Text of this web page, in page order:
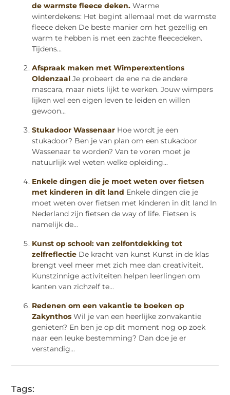
de warmste fleece deken. Warme
winterdekens: Het begint allemaal met de warmste
fleece deken De beste manier om het gezellig en
warm te hebben is met een zachte fleecedeken.
Tijdens...
Afspraak maken met Wimperextentions
Oldenzaal Je probeert de ene na de andere
mascara, maar niets lijkt te werken. Jouw wimpers
lijken wel een eigen leven te leiden en willen
gewoon...
Stukadoor Wassenaar Hoe wordt je een
stukadoor? Ben je van plan om een stukadoor
Wassenaar te worden? Van te voren moet je
natuurlijk wel weten welke opleiding...
Enkele dingen die je moet weten over fietsen
met kinderen in dit land Enkele dingen die je
moet weten over fietsen met kinderen in dit land In
Nederland zijn fietsen de way of life. Fietsen is
namelijk de...
Kunst op school: van zelfontdekking tot
zelfreflectie De kracht van kunst Kunst in de klas
brengt veel meer met zich mee dan creativiteit.
Kunstzinnige activiteiten helpen leerlingen om
kanten van zichzelf te...
Redenen om een vakantie te boeken op
Zakynthos Wil je van een heerlijke zonvakantie
genieten? En ben je op dit moment nog op zoek
naar een leuke bestemming? Dan doe je er
verstandig...
Tags: